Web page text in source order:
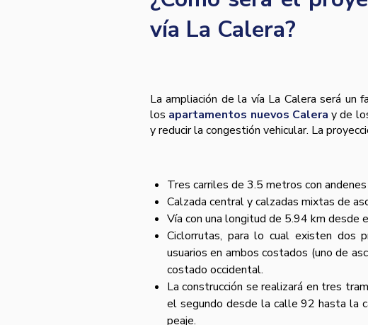
vía La Calera?
La ampliación de la vía La Calera será un
los apartamentos nuevos Calera y de
y reducir la congestión vehicular. La
Tres carriles de 3.5 metros con
Calzada central y calzadas mixtas de
Vía con una longitud de 5.94 km desde
Ciclorrutas, para lo cual existen dos
usuarios en ambos costados (uno de
costado occidental.
La construcción se realizará en tres
el segundo desde la calle 92 hasta
peaje.